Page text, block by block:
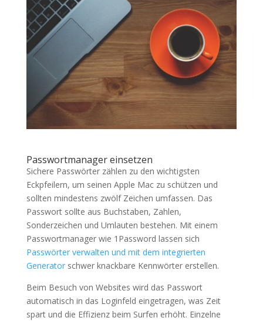
Passwortmanager einsetzen
Sichere Passwörter zählen zu den wichtigsten
Eckpfeilern, um seinen Apple Mac zu schützen und
sollten mindestens zwölf Zeichen umfassen. Das
Passwort sollte aus Buchstaben, Zahlen,
Sonderzeichen und Umlauten bestehen. Mit einem
Passwortmanager wie 1Password lassen sich
Passwörter verwalten und mit dem integrierten
Generatorschwer knackbare Kennwörter erstellen.
Beim Besuch von Websites wird das Passwort
automatisch in das Loginfeld eingetragen, was Zeit
spart und die Effizienz beim Surfen erhöht. Einzelne